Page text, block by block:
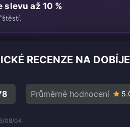
až 10 %
štěstí.
RECENZE NA
Průměrné hodnocení
08/04